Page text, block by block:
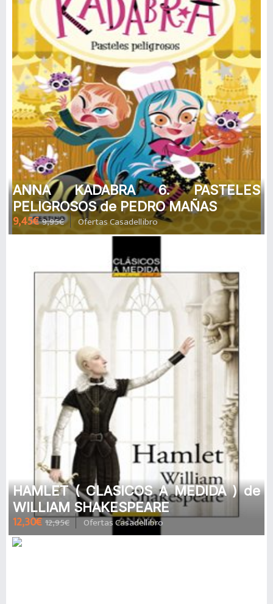
ANNA KADABRA 6. PASTELES
PELIGROSOS de PEDRO MAÑAS
9,45€ 9,95€ Ofertas Casadellibro
HAMLET ( CLASICOS A MEDIDA ) de
WILLIAM SHAKESPEARE
12,30€ 12,95€ Ofertas Casadellibro